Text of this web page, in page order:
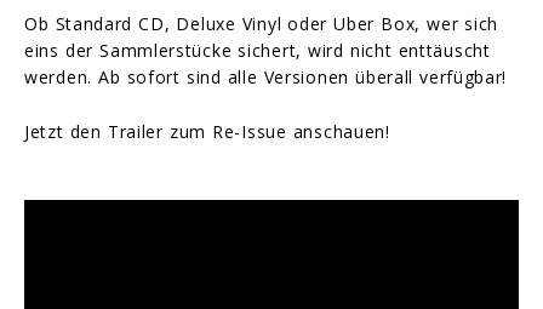
Ob Standard CD, Deluxe Vinyl oder Uber Box, wer sich
eins der Sammlerstücke sichert, wird nicht enttäuscht
werden. Ab sofort sind alle Versionen überall verfügbar!
Jetzt den Trailer zum Re-Issue anschauen!